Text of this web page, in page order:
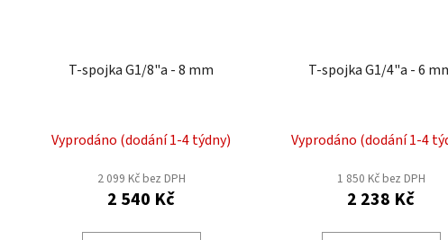
T-spojka G1/8"a - 8 mm
Vyprodáno (dodání 1-4 týdny)
2 099 Kč bez DPH
2 540 Kč
T-spojka G1/4"a - 6
Vyprodáno (dodání 1-4
1 850 Kč bez DPH
2 238 Kč